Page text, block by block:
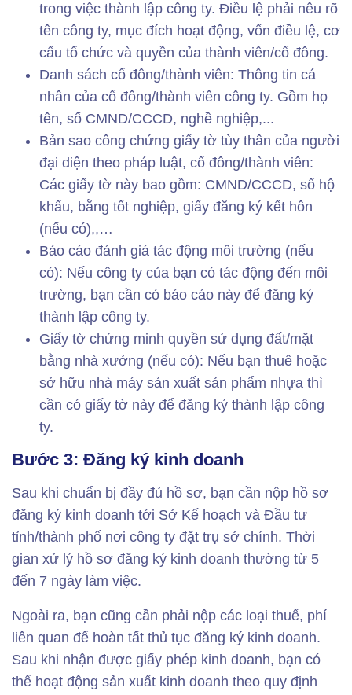
trong việc thành lập công ty. Điều lệ phải nêu rõ
tên công ty, mục đích hoạt động, vốn điều lệ, cơ
cấu tổ chức và quyền của thành viên/cổ đông.
Danh sách cổ đông/thành viên: Thông tin cá
nhân của cổ đông/thành viên công ty. Gồm họ
tên, số CMND/CCCD, nghề nghiệp,...
Bản sao công chứng giấy tờ tùy thân của người
đại diện theo pháp luật, cổ đông/thành viên:
Các giấy tờ này bao gồm: CMND/CCCD, sổ hộ
khẩu, bằng tốt nghiệp, giấy đăng ký kết hôn
(nếu có),,…
Báo cáo đánh giá tác động môi trường (nếu
có): Nếu công ty của bạn có tác động đến môi
trường, bạn cần có báo cáo này để đăng ký
thành lập công ty.
Giấy tờ chứng minh quyền sử dụng đất/mặt
bằng nhà xưởng (nếu có): Nếu bạn thuê hoặc
sở hữu nhà máy sản xuất sản phẩm nhựa thì
cần có giấy tờ này để đăng ký thành lập công
ty.
Bước 3: Đăng ký kinh doanh
Sau khi chuẩn bị đầy đủ hồ sơ, bạn cần nộp hồ sơ
đăng ký kinh doanh tới Sở Kế hoạch và Đầu tư
tỉnh/thành phố nơi công ty đặt trụ sở chính. Thời
gian xử lý hồ sơ đăng ký kinh doanh thường từ 5
đến 7 ngày làm việc.
Ngoài ra, bạn cũng cần phải nộp các loại thuế, phí
liên quan để hoàn tất thủ tục đăng ký kinh doanh.
Sau khi nhận được giấy phép kinh doanh, bạn có
thể hoạt động sản xuất kinh doanh theo quy định